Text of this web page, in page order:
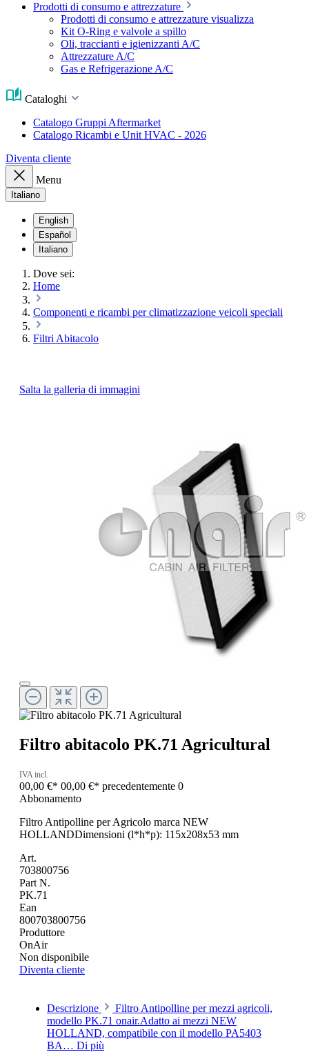
Prodotti di consumo e attrezzature
Prodotti di consumo e attrezzature visualizza
Kit O-Ring e valvole a spillo
Oli, traccianti e igienizzanti A/C
Attrezzature A/C
Gas e Refrigerazione A/C
Cataloghi
Catalogo Gruppi Aftermarket
Catalogo Ricambi e Unit HVAC - 2026
Diventa cliente
Menu
Italiano
English
Español
Italiano
Dove sei:
Home
Componenti e ricambi per climatizzazione veicoli speciali
Filtri Abitacolo
Salta la galleria di immagini
Filtro abitacolo PK.71 Agricultural
IVA incl.
00,00 €* 00,00 €* precedentemente 0
Abbonamento
Filtro Antipolline per Agricolo marca NEW
HOLLANDDimensioni (l*h*p): 115x208x53 mm
Art.
703800756
Part N.
PK.71
Ean
800703800756
Produttore
OnAir
Non disponibile
Diventa cliente
Descrizione
Filtro Antipolline per mezzi agricoli,
modello PK.71 onair.Adatto ai mezzi NEW
HOLLAND, compatibile con il modello PA5403
BA… Di più